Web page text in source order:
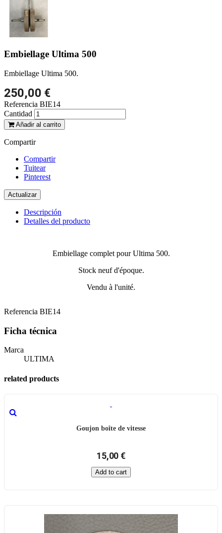
Embiellage Ultima 500
Embiellage Ultima 500.
250,00 €
Referencia BIE14
Cantidad
Añadir al carrito
Compartir
Compartir
Tuitear
Pinterest
Descripción
Detalles del producto
Embiellage complet pour Ultima 500.
Stock neuf d'époque.
Vendu à l'unité.
Referencia BIE14
Ficha técnica
Marca
ULTIMA
related products
Goujon boîte de vitesse
15,00 €
Add to cart